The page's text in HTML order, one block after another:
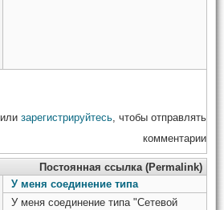
или зарегистрируйтесь , чтобы отправлять
комментарии
Постоянная ссылка (Permalink)
У меня соединение типа
У меня соединение типа "Сетевой